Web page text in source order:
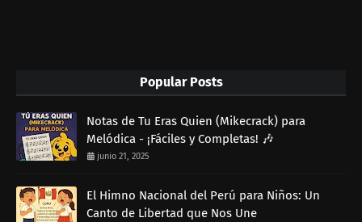
Popular Posts
Notas de Tu Eras Quien (Mikecrack) para
Melódica - ¡Fáciles y Completas! 🎶
junio 21, 2025
El Himno Nacional del Perú para Niños: Un
Canto de Libertad que Nos Une